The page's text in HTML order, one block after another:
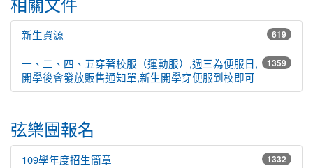
619
新生資源
1359
一、二、四、五穿著校服（運動服）,週三為便服日,
開學後會發放販售通知單,新生開學穿便服到校即可
弦樂團報名
1332
109學年度招生簡章